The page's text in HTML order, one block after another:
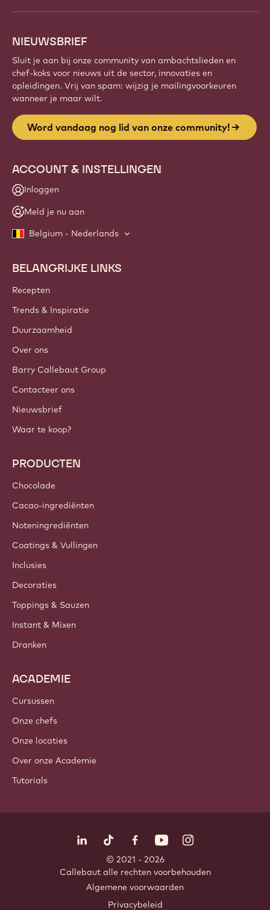
NIEUWSBRIEF
Sluit je aan bij onze community van ambachtslieden en
chef-koks voor nieuws uit de sector, innovaties en
opleidingen. Vrij van spam: wijzig je mailingvoorkeuren
wanneer je maar wilt.
Word vandaag nog lid van onze community!
ACCOUNT & INSTELLINGEN
Inloggen
Meld je nu aan
Belgium - Nederlands
Footer
Callebaut
BELANGRIJKE LINKS
Recepten
Trends & Inspiratie
Duurzaamheid
Over ons
Barry Callebaut Group
Contacteer ons
Nieuwsbrief
Waar te koop?
PRODUCTEN
Chocolade
Cacao-ingrediënten
Noteningrediënten
Coatings & Vullingen
Inclusies
Decoraties
Toppings & Sauzen
Instant & Mixen
Dranken
ACADEMIE
Cursussen
Onze chefs
Onze locaties
Over onze Academie
Tutorials
LinkedIn Opens in a new window.
TikTok Opens in a new window.
Facebook Opens in a new
YouTubeInstagram
© 2021 - 2026
Callebaut. alle rechten voorbehouden
Algemene voorwaarden
Privacybeleid